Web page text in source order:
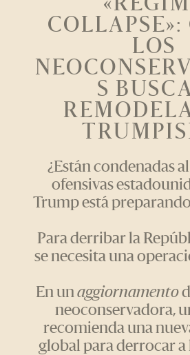
COLLAPSE»:
LOS
S
¿Están condenadas
ofensivas
Trump está
Para derribar la
se necesita una
En unaggiornamento
neoconservadora,
recomienda una
global para derrocar a